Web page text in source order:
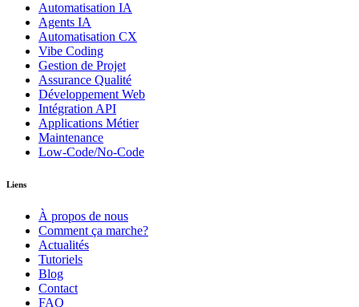
Automatisation IA
Agents IA
Automatisation CX
Vibe Coding
Gestion de Projet
Assurance Qualité
Développement Web
Intégration API
Applications Métier
Maintenance
Low-Code/No-Code
Liens
À propos de nous
Comment ça marche?
Actualités
Tutoriels
Blog
Contact
FAQ